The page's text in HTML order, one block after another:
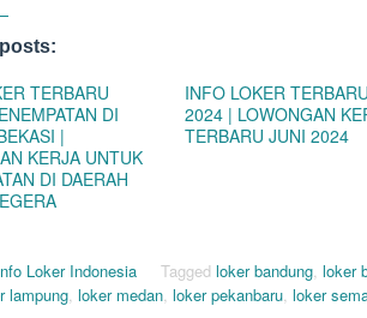
TERBARU
DI
|
KERJA UNTUK
DI DAERAH
INFO LOKER
2024 | LOWONGAN
TERBARU JUNI 2024
Loker Indonesia Tagged loker bandung, loker
lampung, loker medan, loker pekanbaru, loker